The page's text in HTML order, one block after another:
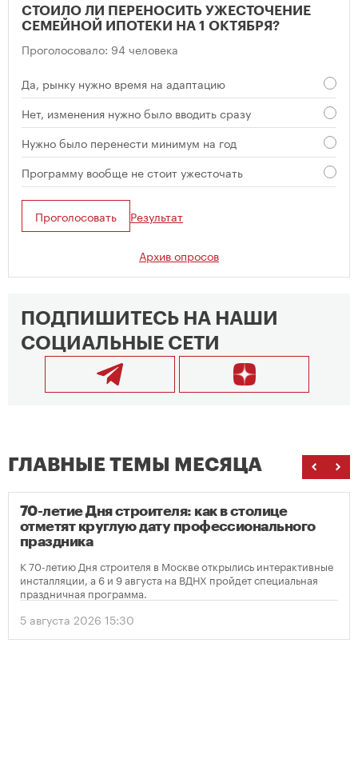
СТОИЛО ЛИ ПЕРЕНОСИТЬ УЖЕСТОЧЕНИЕ
СЕМЕЙНОЙ ИПОТЕКИ НА 1 ОКТЯБРЯ?
Проголосовало: 94 человека
Да, рынку нужно время на адаптацию
Нет, изменения нужно было вводить сразу
Нужно было перенести минимум на год
Программу вообще не стоит ужесточать
Проголосовать Результат
Архив опросов
ПОДПИШИТЕСЬ НА НАШИ
СОЦИАЛЬНЫЕ СЕТИ
ГЛАВНЫЕ ТЕМЫ МЕСЯЦА
70-летие Дня строителя: как в столице
отметят круглую дату профессионального
праздника
К 70-летию Дня строителя в Москве открылись интерактивные
инсталляции, а 6 и 9 августа на ВДНХ пройдет специальная
праздничная программа.
5 августа 2026 15:30